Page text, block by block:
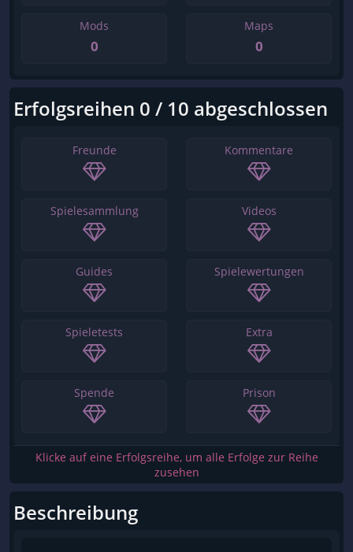
Mods
0
Maps
0
Erfolgsreihen 0 / 10 abgeschlossen
Freunde Kommentare
Spielesammlung Videos
Guides Spielewertungen
Spieletests Extra
Spende Prison
Klicke auf eine Erfolgsreihe, um alle Erfolge zur Reihe
zusehen
Beschreibung